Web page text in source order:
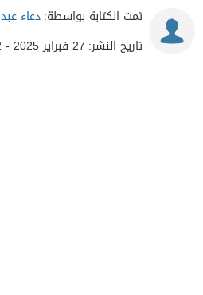
تمت الكتابة بواسطة:دعاء
تاريخ النشر: 27 فبراير 2025 - 3:12م